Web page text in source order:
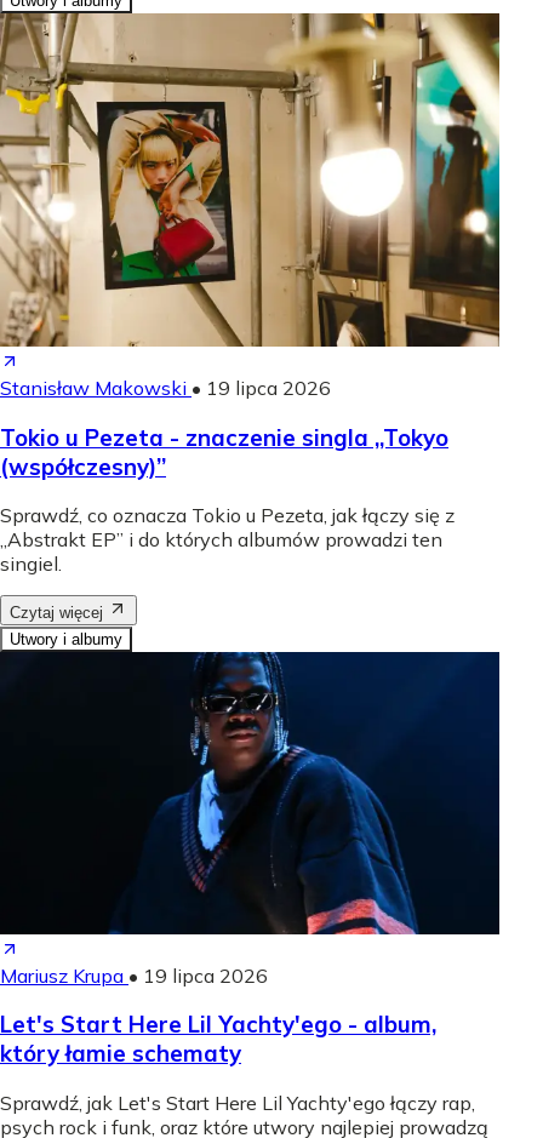
Stanisław Makowski • 19 lipca 2026
Tokio u Pezeta - znaczenie singla „Tokyo
(współczesny)”
Sprawdź, co oznacza Tokio u Pezeta, jak łączy się z
„Abstrakt EP” i do których albumów prowadzi ten
singiel.
Czytaj więcej
Utwory i albumy
Mariusz Krupa • 19 lipca 2026
Let's Start Here Lil Yachty'ego - album,
który łamie schematy
Sprawdź, jak Let's Start Here Lil Yachty'ego łączy rap,
psych rock i funk, oraz które utwory najlepiej prowadzą